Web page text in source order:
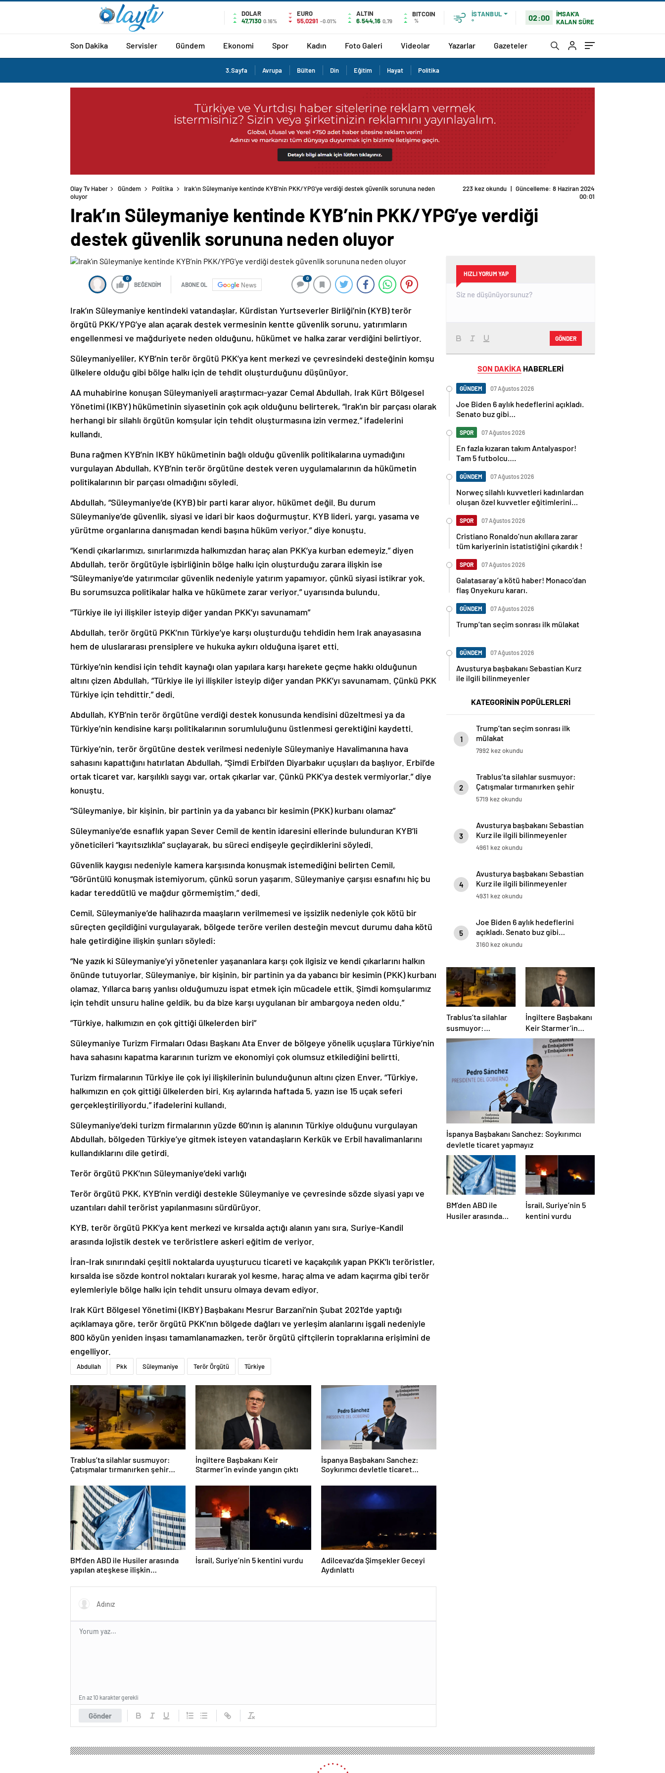
DOLAR
47,7130 0.16%
EURO
55,0291 -0.01%
ALTIN
6.544,16 0,79
BITCOIN
%
İSTANBUL
°
02:00
İMSAK'A
KALAN SÜRE
Son Dakika Servisler Gündem Ekonomi Spor Kadın Foto Galeri Videolar Yazarlar Gazeteler
3.Sayfa Avrupa Bülten Din Eğitim Hayat Politika
Olay Tv Haber Gündem Politika
Irak’ın Süleymaniye kentinde KYB’nin PKK/YPG’ye verdiği destek güvenlik sorununa neden
oluyor
223 kez okundu | Güncelleme: 8 Haziran 2024
00:01
Irak’ın Süleymaniye kentinde KYB’nin PKK/YPG’ye verdiği
destek güvenlik sorununa neden oluyor
0
BEĞENDİM ABONE OL News
0
Irak’ın Süleymaniye kentindeki vatandaşlar, Kürdistan Yurtseverler Birliği’nin (KYB) terör
örgütü PKK/YPG’ye alan açarak destek vermesinin kentte güvenlik sorunu, yatırımların
engellenmesi ve mağduriyete neden olduğunu, hükümet ve halka zarar verdiğini belirtiyor.
Süleymaniyeliler, KYB’nin terör örgütü PKK’ya kent merkezi ve çevresindeki desteğinin komşu
ülkelere olduğu gibi bölge halkı için de tehdit oluşturduğunu düşünüyor.
AA muhabirine konuşan Süleymaniyeli araştırmacı-yazar Cemal Abdullah, Irak Kürt Bölgesel
Yönetimi (IKBY) hükümetinin siyasetinin çok açık olduğunu belirterek, “Irak’ın bir parçası olarak
herhangi bir silahlı örgütün komşular için tehdit oluşturmasına izin vermez.” ifadelerini
kullandı.
Buna rağmen KYB’nin IKBY hükümetinin bağlı olduğu güvenlik politikalarına uymadığını
vurgulayan Abdullah, KYB’nin terör örgütüne destek veren uygulamalarının da hükümetin
politikalarının bir parçası olmadığını söyledi.
Abdullah, “Süleymaniye’de (KYB) bir parti karar alıyor, hükümet değil. Bu durum
Süleymaniye’de güvenlik, siyasi ve idari bir kaos doğurmuştur. KYB lideri, yargı, yasama ve
yürütme organlarına danışmadan kendi başına hüküm veriyor.” diye konuştu.
“Kendi çıkarlarımızı, sınırlarımızda halkımızdan haraç alan PKK’ya kurban edemeyiz.” diyen
Abdullah, terör örgütüyle işbirliğinin bölge halkı için oluşturduğu zarara ilişkin ise
“Süleymaniye’de yatırımcılar güvenlik nedeniyle yatırım yapamıyor, çünkü siyasi istikrar yok.
Bu sorumsuzca politikalar halka ve hükümete zarar veriyor.” uyarısında bulundu.
“Türkiye ile iyi ilişkiler isteyip diğer yandan PKK’yı savunamam”
Abdullah, terör örgütü PKK’nın Türkiye’ye karşı oluşturduğu tehdidin hem Irak anayasasına
hem de uluslararası prensiplere ve hukuka aykırı olduğuna işaret etti.
Türkiye’nin kendisi için tehdit kaynağı olan yapılara karşı harekete geçme hakkı olduğunun
altını çizen Abdullah, “Türkiye ile iyi ilişkiler isteyip diğer yandan PKK’yı savunamam. Çünkü PKK
Türkiye için tehdittir.” dedi.
Abdullah, KYB’nin terör örgütüne verdiği destek konusunda kendisini düzeltmesi ya da
Türkiye’nin kendisine karşı politikalarının sorumluluğunu üstlenmesi gerektiğini kaydetti.
Türkiye’nin, terör örgütüne destek verilmesi nedeniyle Süleymaniye Havalimanına hava
sahasını kapattığını hatırlatan Abdullah, “Şimdi Erbil’den Diyarbakır uçuşları da başlıyor. Erbil’de
ortak ticaret var, karşılıklı saygı var, ortak çıkarlar var. Çünkü PKK’ya destek vermiyorlar.” diye
konuştu.
“Süleymaniye, bir kişinin, bir partinin ya da yabancı bir kesimin (PKK) kurbanı olamaz”
Süleymaniye’de esnaflık yapan Sever Cemil de kentin idaresini ellerinde bulunduran KYB’li
yöneticileri “kayıtsızlıkla” suçlayarak, bu süreci endişeyle geçirdiklerini söyledi.
Güvenlik kaygısı nedeniyle kamera karşısında konuşmak istemediğini belirten Cemil,
“Görüntülü konuşmak istemiyorum, çünkü sorun yaşarım. Süleymaniye çarşısı esnafını hiç bu
kadar tereddütlü ve mağdur görmemiştim.” dedi.
Cemil, Süleymaniye’de halihazırda maaşların verilmemesi ve işsizlik nedeniyle çok kötü bir
süreçten geçildiğini vurgulayarak, bölgede teröre verilen desteğin mevcut durumu daha kötü
hale getirdiğine ilişkin şunları söyledi:
“Ne yazık ki Süleymaniye’yi yönetenler yaşananlara karşı çok ilgisiz ve kendi çıkarlarını halkın
önünde tutuyorlar. Süleymaniye, bir kişinin, bir partinin ya da yabancı bir kesimin (PKK) kurbanı
olamaz. Yıllarca barış yanlısı olduğumuzu ispat etmek için mücadele ettik. Şimdi komşularımız
için tehdit unsuru haline geldik, bu da bize karşı uygulanan bir ambargoya neden oldu.”
“Türkiye, halkımızın en çok gittiği ülkelerden biri”
Süleymaniye Turizm Firmaları Odası Başkanı Ata Enver de bölgeye yönelik uçuşlara Türkiye’nin
hava sahasını kapatma kararının turizm ve ekonomiyi çok olumsuz etkilediğini belirtti.
Turizm firmalarının Türkiye ile çok iyi ilişkilerinin bulunduğunun altını çizen Enver, “Türkiye,
halkımızın en çok gittiği ülkelerden biri. Kış aylarında haftada 5, yazın ise 15 uçak seferi
gerçekleştiriliyordu.” ifadelerini kullandı.
Süleymaniye’deki turizm firmalarının yüzde 60’ının iş alanının Türkiye olduğunu vurgulayan
Abdullah, bölgeden Türkiye’ye gitmek isteyen vatandaşların Kerkük ve Erbil havalimanlarını
kullandıklarını dile getirdi.
Terör örgütü PKK’nın Süleymaniye’deki varlığı
Terör örgütü PKK, KYB’nin verdiği destekle Süleymaniye ve çevresinde sözde siyasi yapı ve
uzantıları dahil terörist yapılanmasını sürdürüyor.
KYB, terör örgütü PKK’ya kent merkezi ve kırsalda açtığı alanın yanı sıra, Suriye-Kandil
arasında lojistik destek ve teröristlere askeri eğitim de veriyor.
İran-Irak sınırındaki çeşitli noktalarda uyuşturucu ticareti ve kaçakçılık yapan PKK’lı teröristler,
kırsalda ise sözde kontrol noktaları kurarak yol kesme, haraç alma ve adam kaçırma gibi terör
eylemleriyle bölge halkı için tehdit unsuru olmaya devam ediyor.
Irak Kürt Bölgesel Yönetimi (IKBY) Başbakanı Mesrur Barzani’nin Şubat 2021’de yaptığı
açıklamaya göre, terör örgütü PKK’nın bölgede dağları ve yerleşim alanlarını işgali nedeniyle
800 köyün yeniden inşası tamamlanamazken, terör örgütü çiftçilerin topraklarına erişimini de
engelliyor.
Abdullah Pkk Süleymaniye Terör Örgütü Türkiye
Trablus’ta silahlar susmuyor:
Çatışmalar tırmanırken şehir
İngiltere Başbakanı Keir
Starmer’in evinde yangın çıktı
İspanya Başbakanı Sanchez:
Soykırımcı devletle ticaret
BM’den ABD ile Husiler arasında
yapılan ateşkese ilişkin
İsrail, Suriye’nin 5 kentini vurdu
Adilcevaz’da Şimşekler Geceyi
Aydınlattı
Gönder
En az 10 karakter gerekli
HIZLI YORUM YAP
GÖNDER
SON DAKİKA HABERLERİ
GÜNDEM 07 Ağustos 2026
Joe Biden 6 aylık hedeflerini açıkladı.
Senato buz gibi…
SPOR 07 Ağustos 2026
En fazla kızaran takım Antalyaspor!
Tam 5 futbolcu….
GÜNDEM 07 Ağustos 2026
Norweç silahlı kuvvetleri kadınlardan
oluşan özel kuvvetler eğitimlerini
SPOR 07 Ağustos 2026
Cristiano Ronaldo’nun akıllara zarar
tüm kariyerinin istatistiğini çıkardık !
SPOR 07 Ağustos 2026
Galatasaray’a kötü haber! Monaco’dan
flaş Onyekuru kararı.
GÜNDEM 07 Ağustos 2026
Trump’tan seçim sonrası ilk mülakat
GÜNDEM 07 Ağustos 2026
Avusturya başbakanı Sebastian Kurz
ile ilgili bilinmeyenler
KATEGORİNİN POPÜLERLERİ
1
Trump’tan seçim sonrası ilk
mülakat
7992 kez okundu
2
Trablus’ta silahlar susmuyor:
Çatışmalar tırmanırken şehir
alarmda
5719 kez okundu
3
Avusturya başbakanı Sebastian
Kurz ile ilgili bilinmeyenler
4961 kez okundu
4
Avusturya başbakanı Sebastian
Kurz ile ilgili bilinmeyenler
4931 kez okundu
5
Joe Biden 6 aylık hedeflerini
açıkladı. Senato buz gibi…
3160 kez okundu
Trablus’ta silahlar
susmuyor:
Çatışmalar
İngiltere Başbakanı
Keir Starmer’in
evinde yangın çıktı
İspanya Başbakanı Sanchez: Soykırımcı
devletle ticaret yapmayız
BM’den ABD ile
Husiler arasında
İsrail, Suriye’nin 5
kentini vurdu